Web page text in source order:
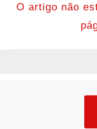
O artigo não